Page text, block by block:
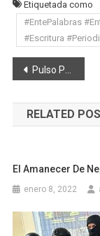
Etiquetada como
#EntePalabras
#Escritura
de
entradas
Pulso Político: Ciudadanos prefieren candidatos honestos – Diego Moncayo Amores
RELATED
El Amanecer De
enero 8, 2022